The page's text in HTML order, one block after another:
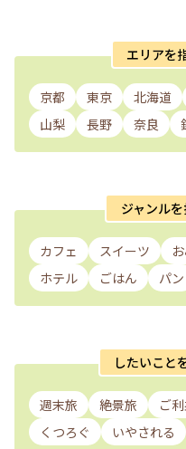
エリアを
京都 東京 北海道
山梨
長野 奈良
ジャンル
カフェ スイーツ
ホテル
ごはん パン
したいこと
週末旅 絶景旅 ご
くつろぐ
いやされる